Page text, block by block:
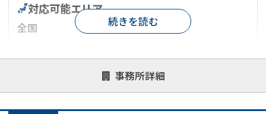
事務所詳細
対応可能エリア
全国
対応が親身 オンライン面談可能
レスポンスが早い
1億円以上の買取可
続きを読む